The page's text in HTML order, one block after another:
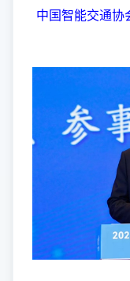
中国智能交通协